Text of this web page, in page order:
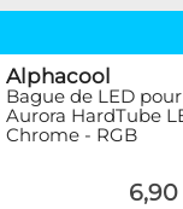
Alphacool
Bague de LED
Aurora HardTube
Chrome - RGB